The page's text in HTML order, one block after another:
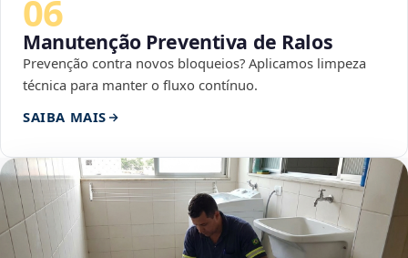
06
Manutenção Preventiva de Ralos
Prevenção contra novos bloqueios? Aplicamos limpeza
técnica para manter o fluxo contínuo.
SAIBA MAIS